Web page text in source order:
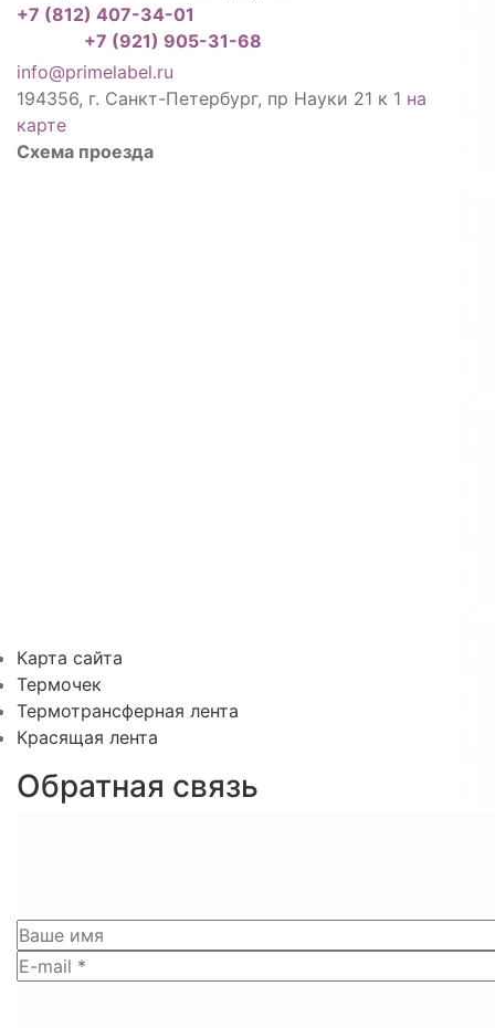
+7 (812) 407-34-01
+7 (921) 905-31-68
info@primelabel.ru
194356, г. Санкт-Петербург, пр Науки 21 к 1 на
карте
Схема проезда
Карта сайта
Термочек
Термотрансферная лента
Красящая лента
Обратная связь